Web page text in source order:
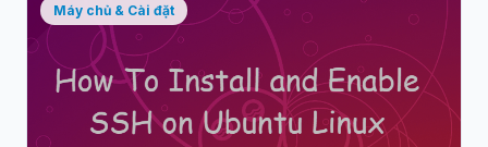
Máy chủ & Cài đặt